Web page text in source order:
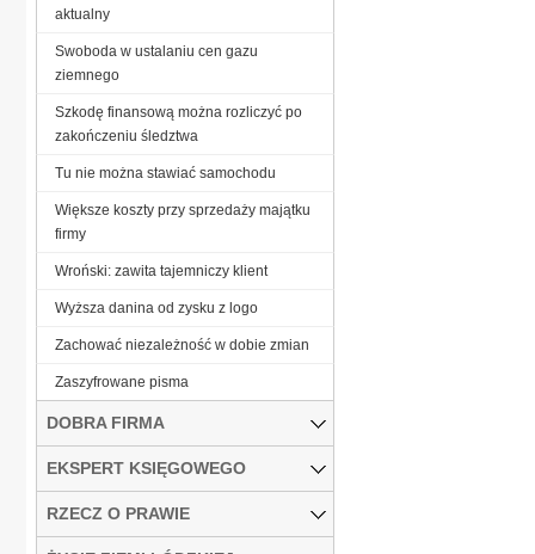
aktualny
Swoboda w ustalaniu cen gazu
ziemnego
Szkodę finansową można rozliczyć po
zakończeniu śledztwa
Tu nie można stawiać samochodu
Większe koszty przy sprzedaży majątku
firmy
Wroński: zawita tajemniczy klient
Wyższa danina od zysku z logo
Zachować niezależność w dobie zmian
Zaszyfrowane pisma
DOBRA FIRMA
EKSPERT KSIĘGOWEGO
RZECZ O PRAWIE